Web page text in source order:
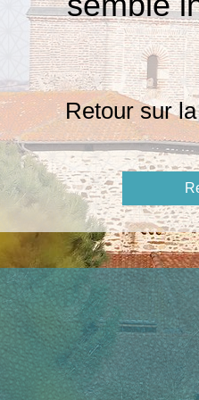
Retour sur la